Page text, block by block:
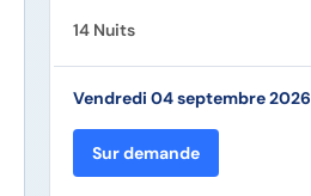
14 Nuits
Vendredi 04 septembre 2026
Sur demande